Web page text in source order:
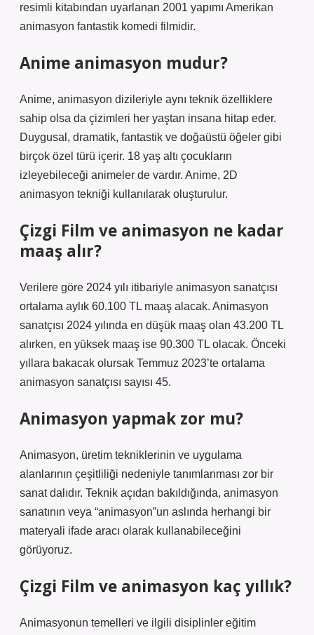
resimli kitabından uyarlanan 2001 yapımı Amerikan
animasyon fantastik komedi filmidir.
Anime animasyon mudur?
Anime, animasyon dizileriyle aynı teknik özelliklere
sahip olsa da çizimleri her yaştan insana hitap eder.
Duygusal, dramatik, fantastik ve doğaüstü öğeler gibi
birçok özel türü içerir. 18 yaş altı çocukların
izleyebileceği animeler de vardır. Anime, 2D
animasyon tekniği kullanılarak oluşturulur.
Çizgi Film ve animasyon ne kadar
maaş alır?
Verilere göre 2024 yılı itibariyle animasyon sanatçısı
ortalama aylık 60.100 TL maaş alacak. Animasyon
sanatçısı 2024 yılında en düşük maaş olan 43.200 TL
alırken, en yüksek maaş ise 90.300 TL olacak. Önceki
yıllara bakacak olursak Temmuz 2023’te ortalama
animasyon sanatçısı sayısı 45.
Animasyon yapmak zor mu?
Animasyon, üretim tekniklerinin ve uygulama
alanlarının çeşitliliği nedeniyle tanımlanması zor bir
sanat dalıdır. Teknik açıdan bakıldığında, animasyon
sanatının veya “animasyon”un aslında herhangi bir
materyali ifade aracı olarak kullanabileceğini
görüyoruz.
Çizgi Film ve animasyon kaç yıllık?
Animasyonun temelleri ve ilgili disiplinler eğitim